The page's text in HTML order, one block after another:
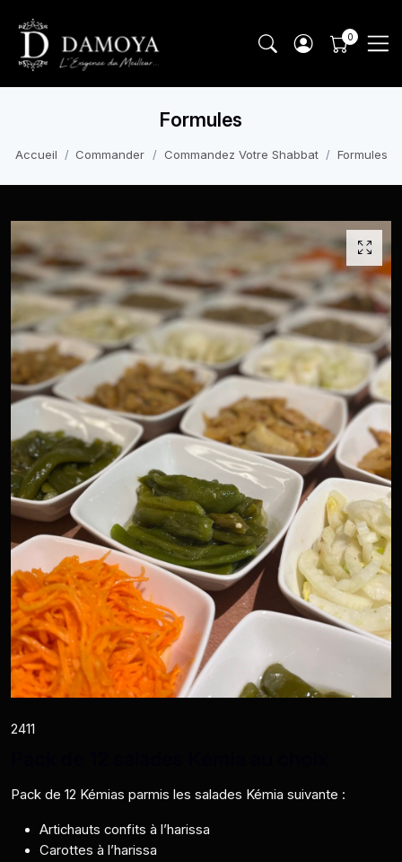
Formules
Accueil Commander Commandez Votre Shabbat Formules
2411
Pack de 12 Kémias parmis les salades Kémia suivante :
Artichauts confits à l’harissa
Carottes à l’harissa